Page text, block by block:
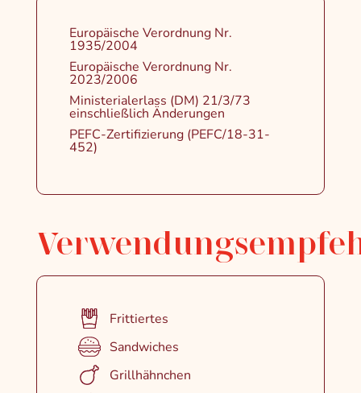
Europäische Verordnung Nr.
1935/2004
Europäische Verordnung Nr.
2023/2006
Ministerialerlass (DM) 21/3/73
einschließlich Änderungen
PEFC-Zertifizierung (PEFC/18-31-
452)
Frittiertes
Sandwiches
Grillhähnchen